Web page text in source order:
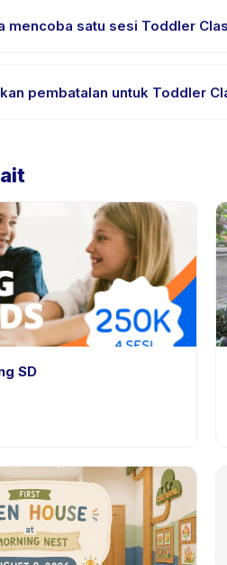
mencoba satu sesi Toddler
pembatalan untuk Toddler
SD